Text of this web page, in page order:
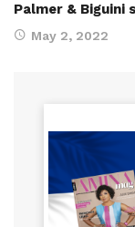
Palmer & Biguini
May 2, 2022